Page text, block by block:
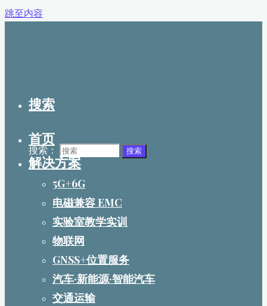
跳至内容
搜索
搜索： 搜索
首页
解决方案
5G+6G
电磁兼容 EMC
实验室教学实训
物联网
GNSS+位置服务
汽车·新能源·智能汽车
交通运输